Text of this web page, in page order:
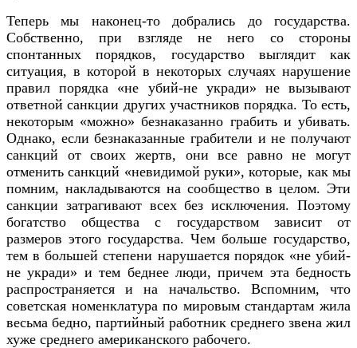
Теперь мы наконец-то добрались до государства.
Собственно, при взгляде не него со стороны
спонтанных порядков, государство выглядит как
ситуация, в которой в некоторых случаях нарушение
правил порядка «не убий-не укради» не вызывают
ответной санкции других участников порядка. То есть,
некоторым «можно» безнаказанно грабить и убивать.
Однако, если безнаказанные грабители и не получают
санкций от своих жертв, они все равно не могут
отменить санкций «невидимой руки», которые, как мы
помним, накладываются на сообщество в целом. Эти
санкции затрагивают всех без исключения. Поэтому
богатство общества с государством зависит от
размеров этого государства. Чем больше государство,
тем в большей степени нарушается порядок «не убий-
не укради» и тем беднее люди, причем эта бедность
распространяется и на начальство. Вспомним, что
советская номенклатура по мировым стандартам жила
весьма бедно, партийный работник среднего звена жил
хуже среднего американского рабочего.